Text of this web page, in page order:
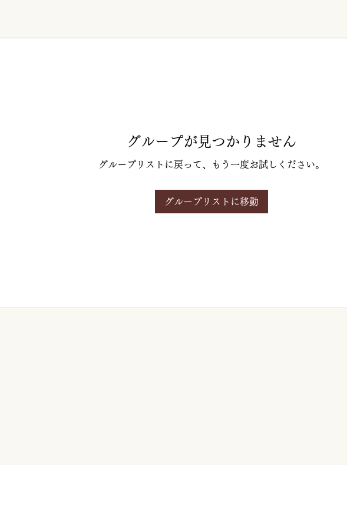
グループが見つかりません
グループリストに戻って、もう一度お試しください。
グループリストに移動